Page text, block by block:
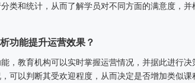
类和统计，从而了解学员对不同方面的满意度，并
功能提升运营效果？
，教育机构可以实时掌握运营情况，并据此进行决
可以判断其受欢迎程度，从而决定是否增加类似课